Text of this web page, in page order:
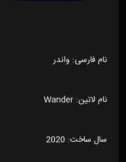
نام فارسی: واندر
نام لاتین: Wander
سال ساخت: 2020